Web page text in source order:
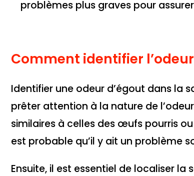
problèmes plus graves pour
Comment identifier
Identifier une odeur d’égout dans la
prêter attention à la nature de
similaires à celles des œufs pourris
est probable qu’il y ait un problème
Ensuite, il est essentiel de localiser